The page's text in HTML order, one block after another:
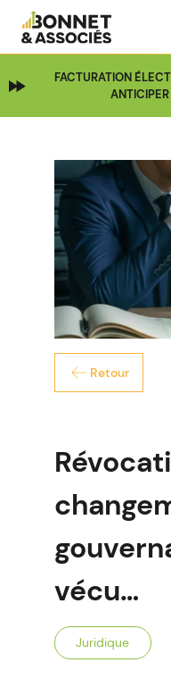
FACTURATION
Retour
vécu…
Juridique